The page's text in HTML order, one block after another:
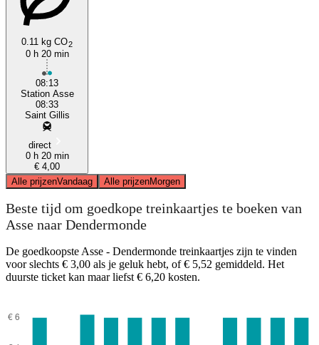
0.11 kg CO2
0 h 20 min
08:13
Station Asse
08:33
Saint Gillis
direct
0 h 20 min
€ 4,00
Alle prijzenVandaag Alle prijzenMorgen
Beste tijd om goedkope treinkaartjes te boeken van
Asse naar Dendermonde
De goedkoopste Asse - Dendermonde treinkaartjes zijn te vinden
voor slechts € 3,00 als je geluk hebt, of € 5,52 gemiddeld. Het
duurste ticket kan maar liefst € 6,20 kosten.